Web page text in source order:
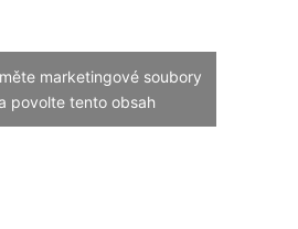
marketingové soubory
povolte tento obsah